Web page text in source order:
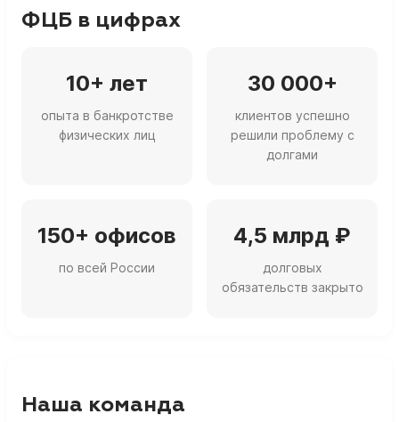
ФЦБ в цифрах
10+ лет
опыта в банкротстве
физических лиц
30 000+
клиентов успешно
решили проблему с
долгами
150+ офисов
по всей России
4,5 млрд ₽
долговых
обязательств закрыто
Наша команда